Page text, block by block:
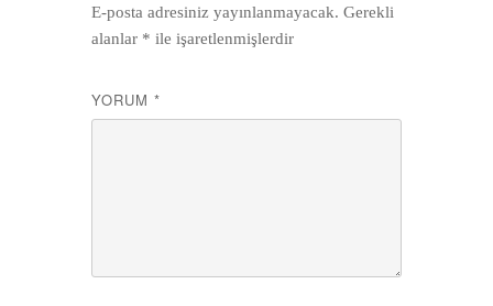
E-posta adresiniz yayınlanmayacak. Gerekli
alanlar * ile işaretlenmişlerdir
YORUM *